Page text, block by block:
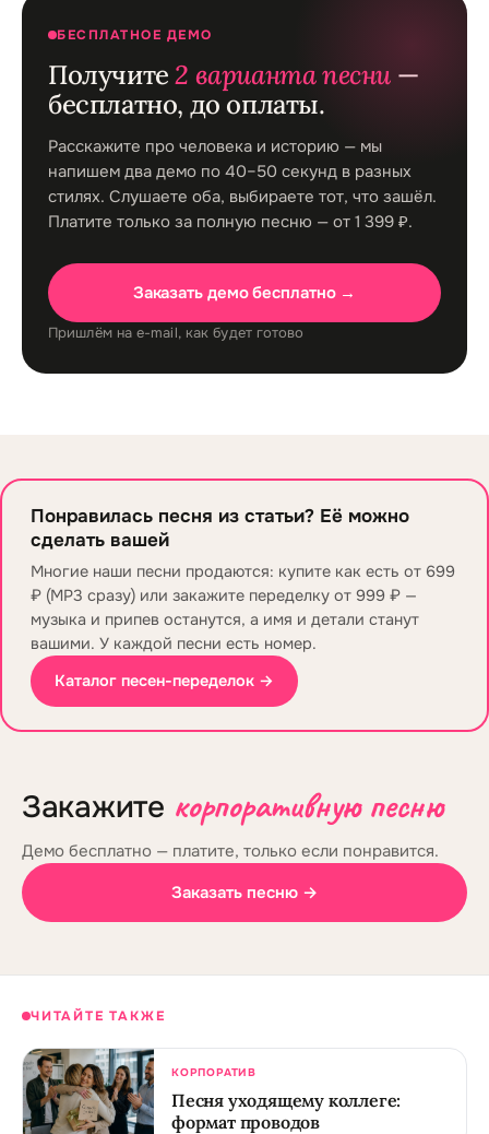
БЕСПЛАТНОЕ ДЕМО
Получите2 варианта песни —
бесплатно, до оплаты.
Расскажите про человека и историю — мы
напишем два демо по 40–50 секунд в разных
стилях. Слушаете оба, выбираете тот, что зашёл.
Платите только за полную песню — от 1 399 ₽.
Заказать демо бесплатно →
Пришлём на e-mail, как будет готово
Понравилась песня из статьи? Её можно
сделать вашей
Многие наши песни продаются: купите как есть от 699
₽ (MP3 сразу) или закажите переделку от 999 ₽ —
музыка и припев останутся, а имя и детали станут
вашими. У каждой песни есть номер.
Каталог песен-переделок →
Закажите корпоративную песню
Демо бесплатно — платите, только если понравится.
Заказать песню →
ЧИТАЙТЕ ТАКЖЕ
КОРПОРАТИВ
Песня уходящему коллеге:
формат проводов